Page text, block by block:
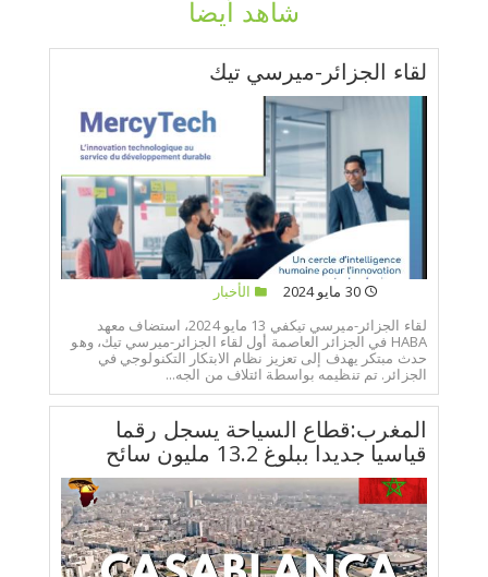
شاهد أيضا
لقاء الجزائر-ميرسي تيك
30 مايو 2024
الأخبار
لقاء الجزائر-ميرسي تيكفي 13 مايو 2024، استضاف معهد
HABA في الجزائر العاصمة أول لقاء الجزائر-ميرسي تيك، وهو
حدث مبتكر يهدف إلى تعزيز نظام الابتكار التكنولوجي في
الجزائر. تم تنظيمه بواسطة ائتلاف من الجه...
المغرب:قطاع السياحة يسجل رقما
قياسيا جديدا ببلوغ 13.2 مليون سائح